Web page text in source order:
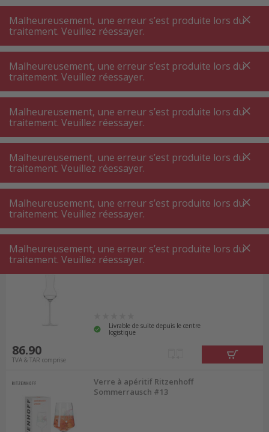
A +++
A+++
A +++
A+++
MyPost
MyPost
MENU RECHERCHE
Verres ⋅ carafes Verre cocktail
Verre cocktail
Filtres de produits
26 P.
Trier par
Zwiesel Glas 122087 Verre à
grappa 2 pcs
Livrable de suite depuis le centre
logistique
86.90
TVA & TAR comprise
Verre à apéritif Ritzenhoff
Sommerrausch #13
Malheureusement, une erreur s’est produite lors du
traitement. Veuillez réessayer.
Malheureusement, une erreur s’est produite lors du
traitement. Veuillez réessayer.
Malheureusement, une erreur s’est produite lors du
traitement. Veuillez réessayer.
Malheureusement, une erreur s’est produite lors du
traitement. Veuillez réessayer.
Malheureusement, une erreur s’est produite lors du
traitement. Veuillez réessayer.
Malheureusement, une erreur s’est produite lors du
traitement. Veuillez réessayer.